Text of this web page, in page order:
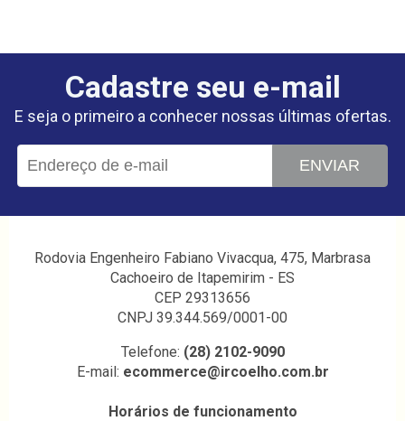
Cadastre seu e-mail
E seja o primeiro a conhecer nossas últimas ofertas.
ENVIAR
Rodovia Engenheiro Fabiano Vivacqua, 475, Marbrasa
Cachoeiro de Itapemirim - ES
CEP 29313656
CNPJ 39.344.569/0001-00
Telefone: (28) 2102-9090
E-mail: ecommerce@ircoelho.com.br
Horários de funcionamento